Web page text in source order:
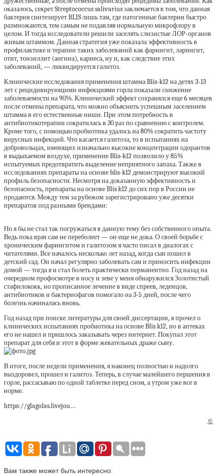
оказалось, секрет Streptococcus salivarius заключается в том, что данная
бактерия синтезирует BLIS лишь там, где патогенные бактерии быстро
размножаются, тем самым не подавляя нормальную микрофлору в
целом. И тогда исследователи решили заселять слизистые ЛОР-органов
живым штаммом. Данная стратегия уже показала эффективность в
профилактике и терапии таких заболеваний как фарингит, ларингит,
отит, тонзиллит (ангина), кариеса, ну и, как следствие этих
заболеваний, — ликвидируется галитоз.
Клинические исследования применения штамма Blis-k12 на детях 3-13
лет с рецидивирующими инфекциями горла показали снижение
заболеваемости на 90%. Клинический эффект сохранялся еще 6 месяцев
после отмены препарата, что можно объяснить успешным заселением
штамма в его естественные ниши. При этом потребность в
антибиотикотерапии сократилась в 30 раз по сравнению с контролем.
Кроме того, с помощью пробиотика удалось на 80% сократить частоту
вирусных инфекций. Что касается галитоза, то в испытаниях на
добровольцах, имеющих изначально высокие концентрации одорантов
в выдыхаемом воздухе, применение Blis-k12 позволило у 85%
испытуемых предотвратить выделение неприятного запаха. Также в
исследованиях препараты на основе blis-k12 демонстрируют высокий
профиль безопасности. Несмотря на доказанную эффективность и
безопасность, препараты на основе Blis k12 до сих пор в России не
продаются. Между тем за рубежом зарегистрировано уже десятки
препаратов под разными брендами:
Но я бы не стал так погружаться в данную тему без собственного опыта.
Ведь пока врач сам не переболеет — он еще не дока. О своей борьбе с
хроническим фарингитом и галитозом я часто писал в диалогах с
читателями. Все началось несколько лет назад, когда сын пошел в
детский сад. Он начал регулярно заболевать сам и приносить инфекции
домой — тогда я и стал болеть практически перманентно. Год назад на
очередном профосмотре в носу и зеве у меня обнаружился Золотистый
стафилококк, но прописанное лечение в виде спреев, леденцов,
антибиотиков и бактериофагов помогало на 3-5 дней, после чего
болезнь начиналась вновь.
Год назад при поиске литературы для своей диссертации, я прочел о
клинических испытаниях пробиотика на основе Blis k12, но в аптеках
его не нашел и пришлось заказывать через интернет. Покупал этот
препарат для себя и этот в форме жевательных драже сыну.
В итоге, после недели применения, я наконец полностью и надолго
выздоровел, прошел и галитоз. Теперь, в случае малейшего першения в
горле, рассасываю по одной таблетке перед сном, а утром уже все в
норме.
https://glagolas.livejou…
©
Вам также может быть интересно: